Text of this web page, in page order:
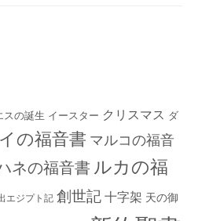
スの誕生 イースター クリスマス ダ
の福音書 マルコの福音
ネの福音書 ルカの福
エジプト記 創世記 十字架 天の御